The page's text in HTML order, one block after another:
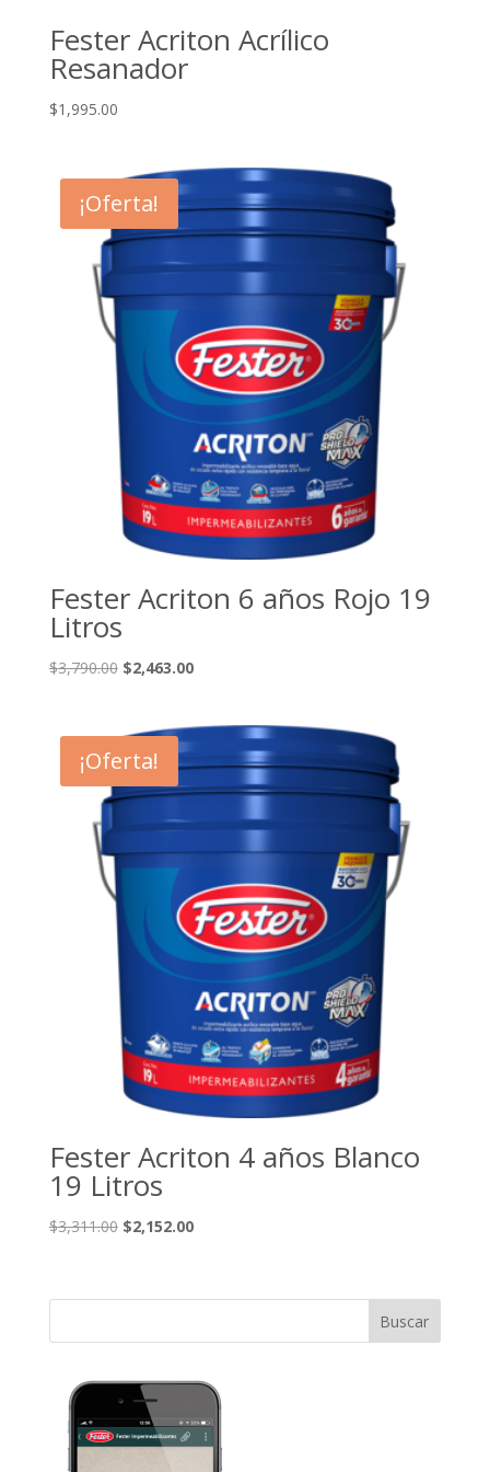
Fester Acriton Acrílico
Resanador
$1,995.00
¡Oferta!
Fester Acriton 6 años Rojo 19
Litros
$3,790.00 El
era:
$3,790.00.
$2,463.00El
$2,463.00.
¡Oferta!
Fester Acriton 4 años Blanco
19 Litros
$3,311.00 El
era:
$2,152.00El
es: